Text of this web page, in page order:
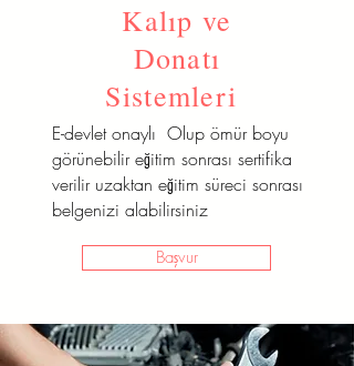
E-devlet onaylı Olup ömür boyu
görünebilir eğitim sonrası sertifika
verilir uzaktan eğitim süreci sonrası
belgenizi alabilirsiniz
Başvur
Kalıp ve
Donatı
Sistemleri
E-devlet onaylı Olup ömür boyu
görünebilir eğitim sonrası sertifika
verilir uzaktan eğitim süreci sonrası
belgenizi alabilirsiniz
Başvur